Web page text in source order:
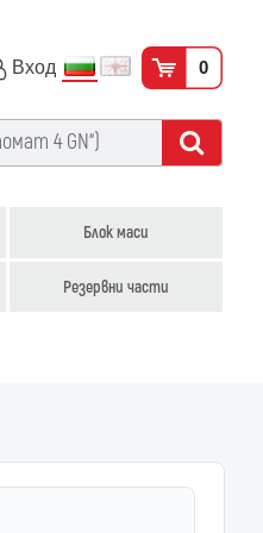
Вход 0
Блок маси
Резервни части